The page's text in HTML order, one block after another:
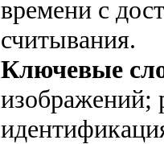
времени с
считывания.
Ключевые
изображений;